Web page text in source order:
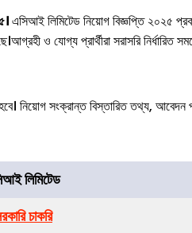
এসিআই লিমিটেড নিয়োগ বিজ্ঞপ্তি ২০২৫
ও যোগ্য প্রার্থীরা সরাসরি নির্ধারিত
নিয়োগ সংক্রান্ত বিস্তারিত তথ্য, আবেদন
লিমিটেড
চাকরি